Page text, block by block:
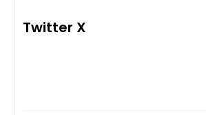
Twitter X